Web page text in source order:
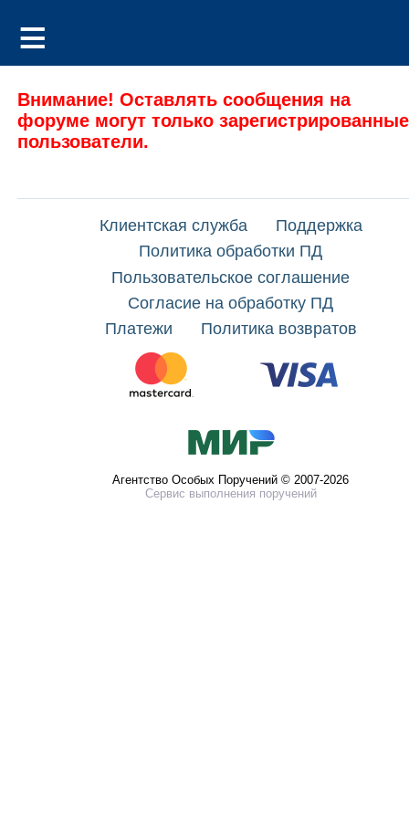
Внимание! Оставлять сообщения на
форуме могут только зарегистрированные
пользователи.
Клиентская служба
Поддержка
Политика обработки ПД
Пользовательское соглашение
Согласие на обработку ПД
Платежи
Политика возвратов
Агентство Особых Поручений © 2007-2026
Сервис выполнения поручений